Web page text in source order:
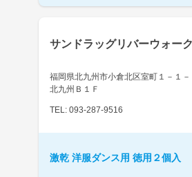
サンドラッグリバーウォー
福岡県北九州市小倉北区室町１－１
北九州Ｂ１Ｆ
TEL: 093-287-9516
激乾 洋服ダンス用 徳用２個入